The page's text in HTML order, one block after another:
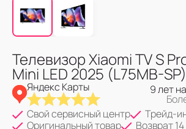
Телевизор Xiaomi TV S
Mini LED 2025 (L75MB-SP)
Яндекс Карты 9 лет
Свой сервисный центр
Трейд-
Оригинальный товар
Возврат